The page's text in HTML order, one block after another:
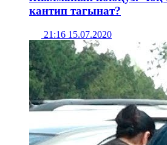
кантип тагынат?
21:16 15.07.2020